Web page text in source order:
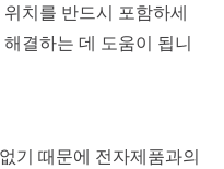
치를 반드시 포함하세
결하는 데 도움이 됩니
기 때문에 전자제품과의